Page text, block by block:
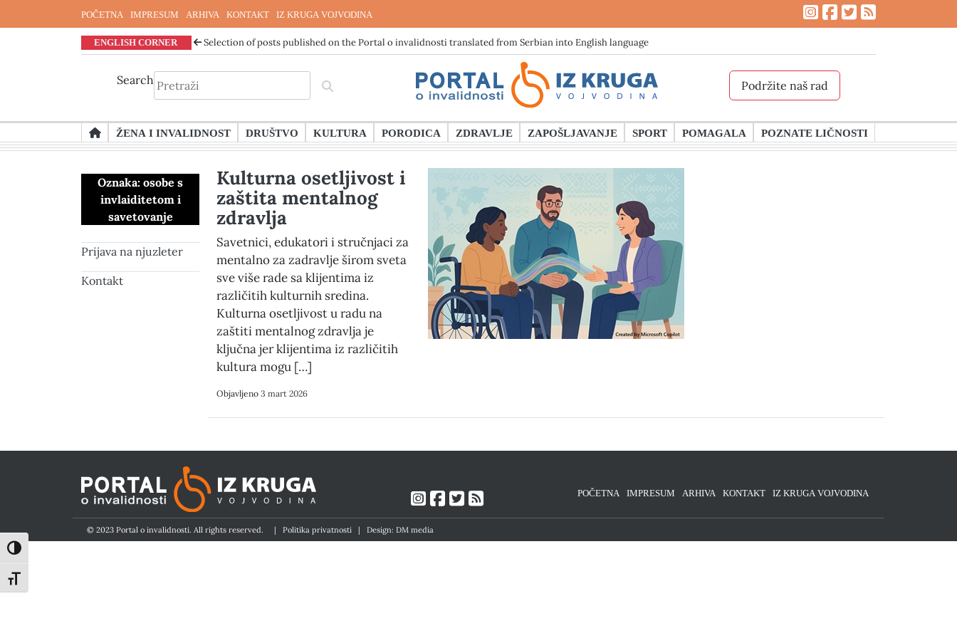
Toggle High Contrast
Toggle Font size
POČETNA IMPRESUM ARHIVA KONTAKT IZ KRUGA VOJVODINA
ENGLISH CORNER Selection of posts published on the Portal o invalidnosti translated from Serbian into English language
Search Podržite naš rad
to
content
ŽENA I INVALIDNOST DRUŠTVO KULTURA PORODICA ZDRAVLJE ZAPOŠLJAVANJE SPORT POMAGALA POZNATE LIČNOSTI
Oznaka: osobe s
invlaiditetom i
savetovanje
Prijava na njuzleter
Kontakt
Kulturna osetljivost i
zaštita mentalnog
zdravlja
Savetnici, edukatori i stručnjaci za
mentalno za zadravlje širom sveta
sve više rade sa klijentima iz
različitih kulturnih sredina.
Kulturna osetljivost u radu na
zaštiti mentalnog zdravlja je
ključna jer klijentima iz različitih
kultura mogu […]
Objavljeno 3 mart 2026
POČETNA IMPRESUM ARHIVA KONTAKT IZ KRUGA VOJVODINA
© 2023 Portal o invalidnosti. All rights reserved. | Politika privatnosti | Design: DM media